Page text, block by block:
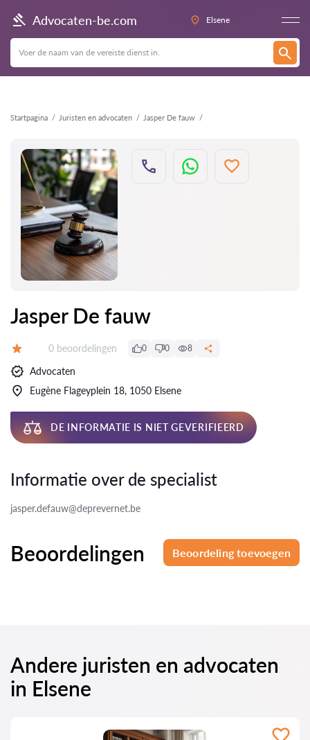
Advocaten-be.com Elsene
Startpagina Juristen en advocaten Jasper De fauw
Terug
Jasper De fauw
Beoordelingen:
0 beoordelingen 0 0 8
Advocaten
Eugène Flageyplein 18, 1050 Elsene
DE INFORMATIE IS NIET GEVERIFIEERD
Informatie over de specialist
jasper.defauw@deprevernet.be
Beoordelingen Beoordeling toevoegen
Andere juristen en advocaten
in Elsene